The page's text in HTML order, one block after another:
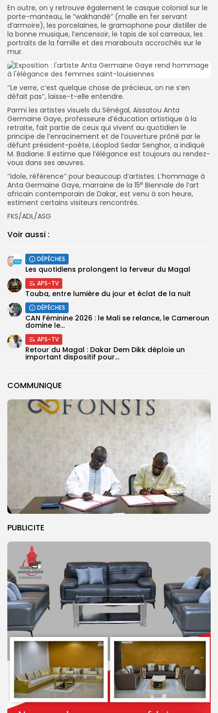
COMMUNIQUE
PUBLICITE
En outre, on y retrouve également le casque colonial sur le
porte-manteau, le ”wakhandé” (malle en fer servant
d’armoire), les porcelaines, le gramophone pour distiller de
la bonne musique, l’encensoir, le tapis de sol carreaux, les
portraits de la famille et des marabouts accrochés sur le
mur.
‘’Le verre, c’est quelque chose de précieux, on ne s’en
défait pas’’, laisse-t-elle entendre.
Parmi les artistes visuels du Sénégal, Aissatou Anta
Germaine Gaye, professeure d’éducation artistique à la
retraite, fait partie de ceux qui vivent au quotidien le
principe de l’enracinement et de l’ouverture prôné par le
défunt président-poète, Léoplod Sedar Senghor, a indiqué
M. Badiane. Il estime que l’élégance est toujours au rendez-
vous dans ses œuvres.
‘’Idole, référence’’ pour beaucoup d’artistes. L’hommage à
Anta Germaine Gaye, marraine de la 15e Biennale de l’art
africain contemporain de Dakar, est venu à son heure,
estiment certains visiteurs rencontrés.
FKS/ADL/ASG
Voir aussi :
DÉPÊCHES
Les quotidiens prolongent la ferveur du Magal
APS-TV
Touba, entre lumière du jour et éclat de la nuit
DÉPÊCHES
‎CAN Féminine 2026 : le Mali se relance, le Cameroun
domine le...
APS-TV
Retour du Magal : Dakar Dem Dikk déploie un
important dispositif pour...